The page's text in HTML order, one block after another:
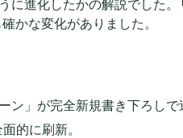
に進化したかの解説でした。
かな変化がありました。
ン」が完全新規書き下ろしで
的に刷新。